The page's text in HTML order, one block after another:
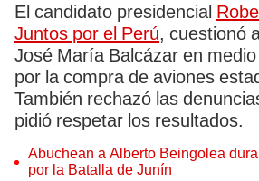
El candidato presidencial
Juntos por el Perú, cuestionó
José María Balcázar en
por la compra de aviones
También rechazó las
pidió respetar los resultados.
Abuchean a Alberto Beingolea
por la Batalla de Junín